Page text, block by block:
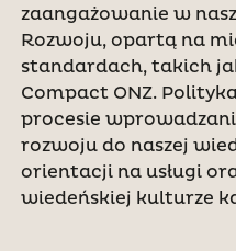
zaangażowanie w
Rozwoju, opartą na
standardach, takich
Compact ONZ.
procesie
rozwoju do naszej
orientacji na usługi
wiedeńskiej kulturze